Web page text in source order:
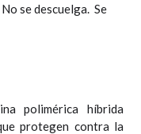
se descuelga. Se
polimérica híbrida
protegen contra la